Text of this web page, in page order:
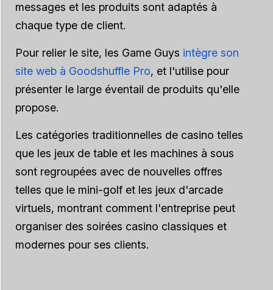
messages et les produits sont adaptés à
chaque type de client.
Pour relier le site, les Game Guys intègre son
site web à Goodshuffle Pro, et l'utilise pour
présenter le large éventail de produits qu'elle
propose.
Les catégories traditionnelles de casino telles
que les jeux de table et les machines à sous
sont regroupées avec de nouvelles offres
telles que le mini-golf et les jeux d'arcade
virtuels, montrant comment l'entreprise peut
organiser des soirées casino classiques et
modernes pour ses clients.